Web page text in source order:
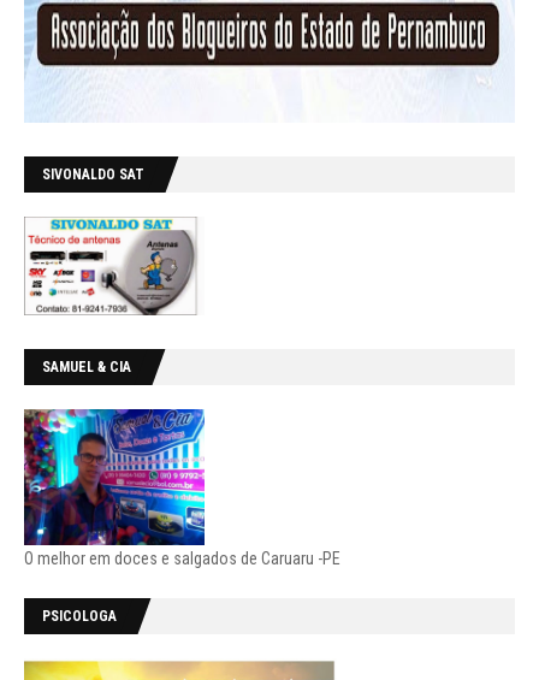
SIVONALDO SAT
SAMUEL & CIA
O melhor em doces e salgados de Caruaru -PE
PSICOLOGA